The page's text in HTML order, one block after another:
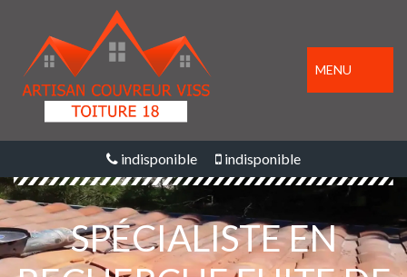
MENU
indisponible indisponible
SPÉCIALISTE EN